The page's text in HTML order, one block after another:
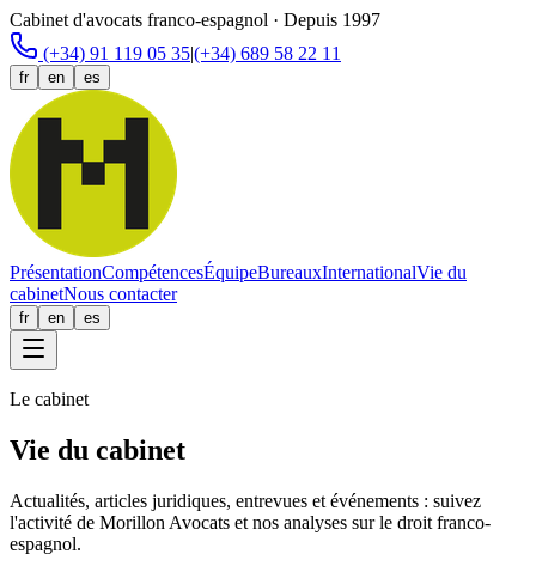
Cabinet d'avocats franco-espagnol · Depuis 1997
(+34) 91 119 05 35|(+34) 689 58 22 11
fr en es
PrésentationCompétencesÉquipeBureauxInternationalVie du
cabinetNous contacter
fr en es
Le cabinet
Vie du cabinet
Actualités, articles juridiques, entrevues et événements : suivez
l'activité de Morillon Avocats et nos analyses sur le droit franco-
espagnol.